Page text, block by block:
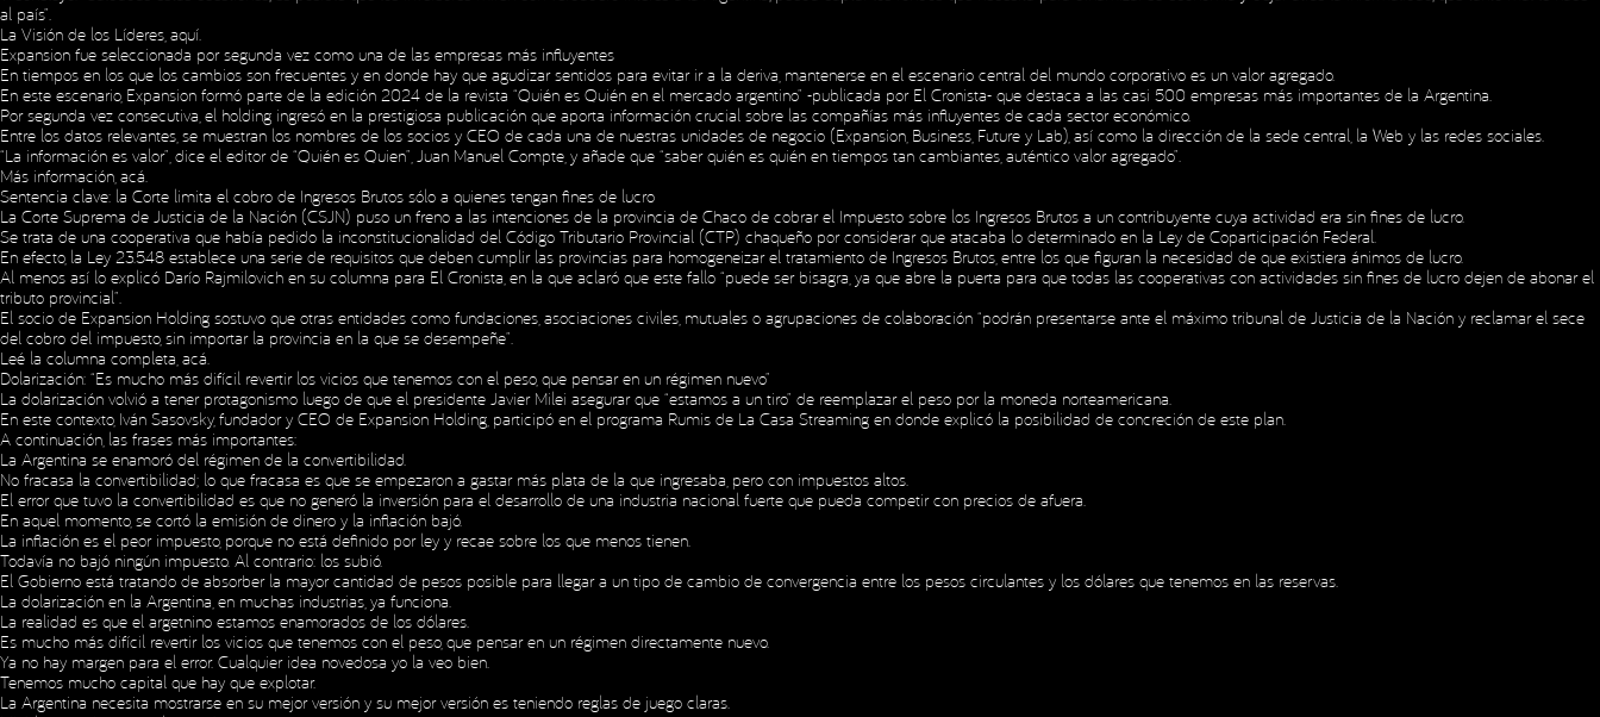
al país”.
La Visión de los Líderes, aquí.
Expansion fue seleccionada por segunda vez como una de las empresas más influyentes
En tiempos en los que los cambios son frecuentes y en donde hay que agudizar sentidos para evitar ir a la deriva, mantenerse en el escenario central del mundo corporativo es un valor agregado.
En este escenario, Expansion formó parte de la edición 2024 de la revista “Quién es Quién en el mercado argentino” -publicada por El Cronista- que destaca a las casi 500 empresas más importantes de la Argentina.
Por segunda vez consecutiva, el holding ingresó en la prestigiosa publicación que aporta información crucial sobre las compañías más influyentes de cada sector económico.
Entre los datos relevantes, se muestran los nombres de los socios y CEO de cada una de nuestras unidades de negocio (Expansion, Business, Future y Lab), así como la dirección de la sede central, la Web y las redes sociales.
“La información es valor”, dice el editor de “Quién es Quien”, Juan Manuel Compte, y añade que “saber quién es quién en tiempos tan cambiantes, auténtico valor agregado”.
Más información, acá.
Sentencia clave: la Corte limita el cobro de Ingresos Brutos sólo a quienes tengan fines de lucro
La Corte Suprema de Justicia de la Nación (CSJN) puso un freno a las intenciones de la provincia de Chaco de cobrar el Impuesto sobre los Ingresos Brutos a un contribuyente cuya actividad era sin fines de lucro.
Se trata de una cooperativa que había pedido la inconstitucionalidad del Código Tributario Provincial (CTP) chaqueño por considerar que atacaba lo determinado en la Ley de Coparticipación Federal.
En efecto, la Ley 23.548 establece una serie de requisitos que deben cumplir las provincias para homogeneizar el tratamiento de Ingresos Brutos, entre los que figuran la necesidad de que existiera ánimos de lucro.
Al menos así lo explicó Darío Rajmilovich en su columna para El Cronista, en la que aclaró que este fallo “puede ser bisagra, ya que abre la puerta para que todas las cooperativas con actividades sin fines de lucro dejen de abonar el
tributo provincial”.
El socio de Expansion Holding sostuvo que otras entidades como fundaciones, asociaciones civiles, mutuales o agrupaciones de colaboración “podrán presentarse ante el máximo tribunal de Justicia de la Nación y reclamar el sece
del cobro del impuesto, sin importar la provincia en la que se desempeñe”.
Leé la columna completa, acá.
Dolarización: “Es mucho más difícil revertir los vicios que tenemos con el peso, que pensar en un régimen nuevo”
La dolarización volvió a tener protagonismo luego de que el presidente Javier Milei asegurar que “estamos a un tiro” de reemplazar el peso por la moneda norteamericana.
En este contexto, Iván Sasovsky, fundador y CEO de Expansion Holding, participó en el programa Rumis de La Casa Streaming en donde explicó la posibilidad de concreción de este plan.
A continuación, las frases más importantes:
La Argentina se enamoró del régimen de la convertibilidad.
No fracasa la convertibilidad; lo que fracasa es que se empezaron a gastar más plata de la que ingresaba, pero con impuestos altos.
El error que tuvo la convertibilidad es que no generó la inversión para el desarrollo de una industria nacional fuerte que pueda competir con precios de afuera.
En aquel momento, se cortó la emisión de dinero y la inflación bajó.
La inflación es el peor impuesto, porque no está definido por ley y recae sobre los que menos tienen.
Todavía no bajó ningún impuesto. Al contrario: los subió.
El Gobierno está tratando de absorber la mayor cantidad de pesos posible para llegar a un tipo de cambio de convergencia entre los pesos circulantes y los dólares que tenemos en las reservas.
La dolarización en la Argentina, en muchas industrias, ya funciona.
La realidad es que el argetnino estamos enamorados de los dólares.
Es mucho más difícil revertir los vicios que tenemos con el peso, que pensar en un régimen directamente nuevo.
Ya no hay margen para el error. Cualquier idea novedosa yo la veo bien.
Tenemos mucho capital que hay que explotar.
La Argentina necesita mostrarse en su mejor versión y su mejor versión es teniendo reglas de juego claras.